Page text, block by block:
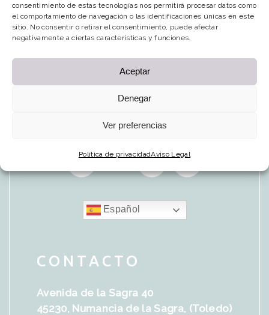
consentimiento de estas tecnologías nos permitirá procesar datos como
el comportamiento de navegación o las identificaciones únicas en este
sitio. No consentir o retirar el consentimiento, puede afectar
negativamente a ciertas características y funciones.
Aceptar
Denegar
Ver preferencias
Política de privacidadAviso Legal
Español
CONTACTO
Avenida de la Sagra 40
45230, Numancia de la Sagra, (Toledo)